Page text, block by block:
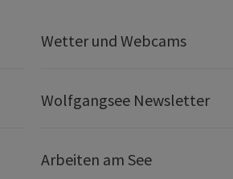
Wetter und Webcams
Wolfgangsee Newsletter
Arbeiten am See